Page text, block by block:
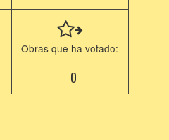
Obras que ha votado:
0